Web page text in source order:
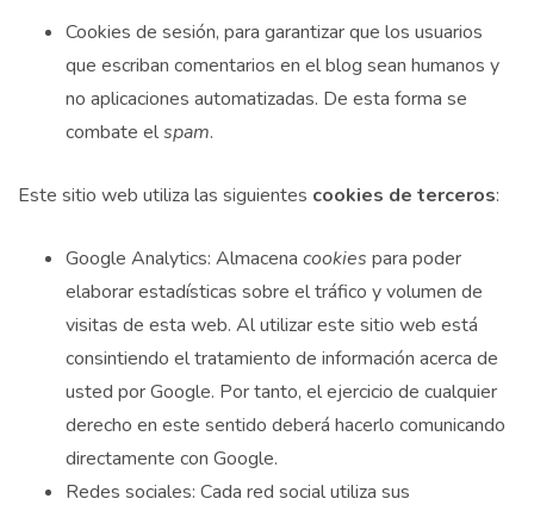
Cookies de sesión, para garantizar que los usuarios
que escriban comentarios en el blog sean humanos y
no aplicaciones automatizadas. De esta forma se
combate elspam.
Este sitio web utiliza las siguientes cookies de terceros:
Google Analytics: Almacena cookies para poder
elaborar estadísticas sobre el tráfico y volumen de
visitas de esta web. Al utilizar este sitio web está
consintiendo el tratamiento de información acerca de
usted por Google. Por tanto, el ejercicio de cualquier
derecho en este sentido deberá hacerlo comunicando
directamente con Google.
Redes sociales: Cada red social utiliza sus